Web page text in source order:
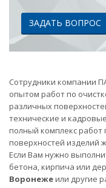
ЗАДАТЬ ВОПРОС
Сотрудники компании
опытом работ по
различных
технические и
полный комплекс работ
поверхностей изделий
Если Вам нужно
бетона, кирпича или
Воронежеили другие